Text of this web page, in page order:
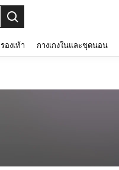
รองเท้า กางเกงในและชุดนอน